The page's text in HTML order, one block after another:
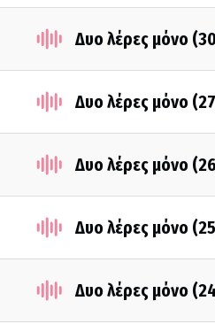
Δυο λέρες μόνο
Δυο λέρες μόνο
Δυο λέρες μόνο
Δυο λέρες μόνο
Δυο λέρες μόνο